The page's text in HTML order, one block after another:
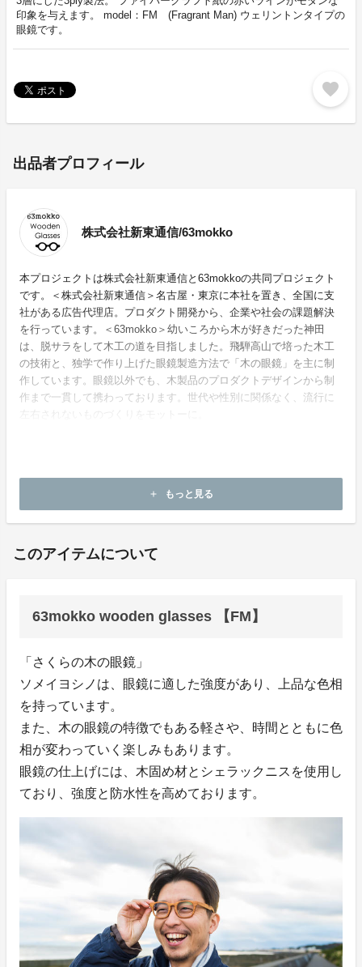
印象を与えます。 model：FM (Fragrant Man) ウェリントンタイプの
眼鏡です。
favorite
出品者プロフィール
株式会社新東通信/63mokko
本プロジェクトは株式会社新東通信と63mokkoの共同プロジェクト
です。＜株式会社新東通信＞名古屋・東京に本社を置き、全国に支
社がある広告代理店。プロダクト開発から、企業や社会の課題解決
を行っています。＜63mokko＞幼いころから木が好きだった神田
は、脱サラをして木工の道を目指しました。飛騨高山で培った木工
の技術と、独学で作り上げた眼鏡製造方法で「木の眼鏡」を主に制
作しています。眼鏡以外でも、木製品のプロダクトデザインから制
作まで一貫して携わっております。世代や性別に関係なく、流行に
add もっと見る
このアイテムについて
63mokko wooden glasses 【FM】
「さくらの木の眼鏡」
ソメイヨシノは、眼鏡に適した強度があり、上品な色相
を持っています。
また、木の眼鏡の特徴でもある軽さや、時間とともに色
相が変わっていく楽しみもあります。
眼鏡の仕上げには、木固め材とシェラックニスを使用し
ており、強度と防水性を高めております。